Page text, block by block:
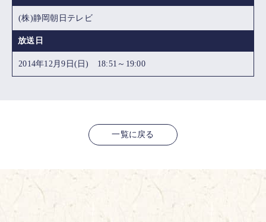
(株)静岡朝日テレビ
放送日
2014年12月9日(日) 18:51～19:00
一覧に戻る